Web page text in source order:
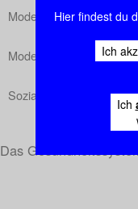
Hier findest du
Ich
Ich
Modelle des
Modelle des
Sozialpsychologische
Das Gesundheitssystem